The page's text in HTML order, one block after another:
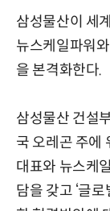
삼성물산이 세
뉴스케일파워
을 본격화한다.
삼성물산 건설
국 오레곤 주에
대표와 뉴스케
담을 갖고 ‘글